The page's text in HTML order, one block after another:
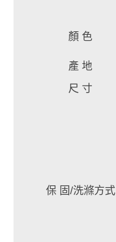
顏 色
產 地
尺 寸
保 固/洗滌方式